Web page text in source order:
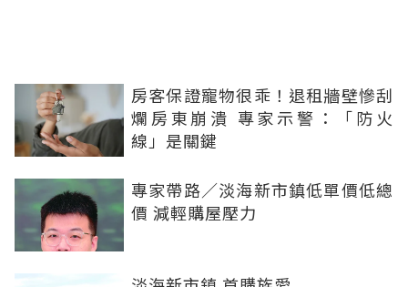
房客保證寵物很乖！退租牆壁慘刮
爛房東崩潰 專家示警：「防火
線」是關鍵
專家帶路／淡海新市鎮低單價低總
價 減輕購屋壓力